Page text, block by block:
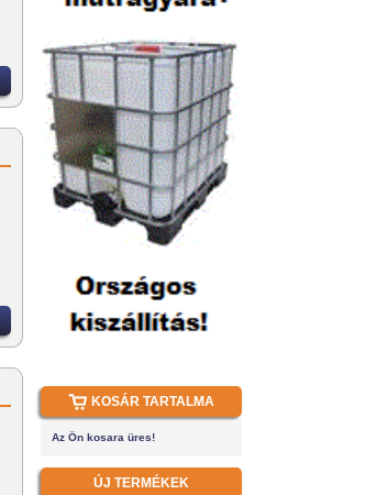
KOSÁR TARTALMA
Az Ön kosara üres!
ÚJ TERMÉKEK